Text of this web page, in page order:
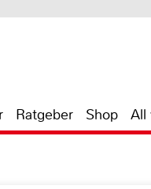
Ratgeber Shop All